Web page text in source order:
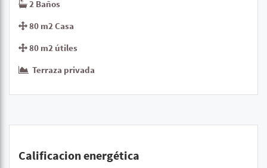
2 Baños
80 m2 Casa
80 m2 útiles
Terraza privada
Calificacion energética